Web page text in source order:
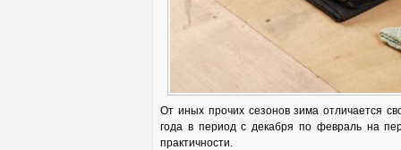
От иных прочих сезонов зима отличается
года в период с декабря по февраль на
практичности.